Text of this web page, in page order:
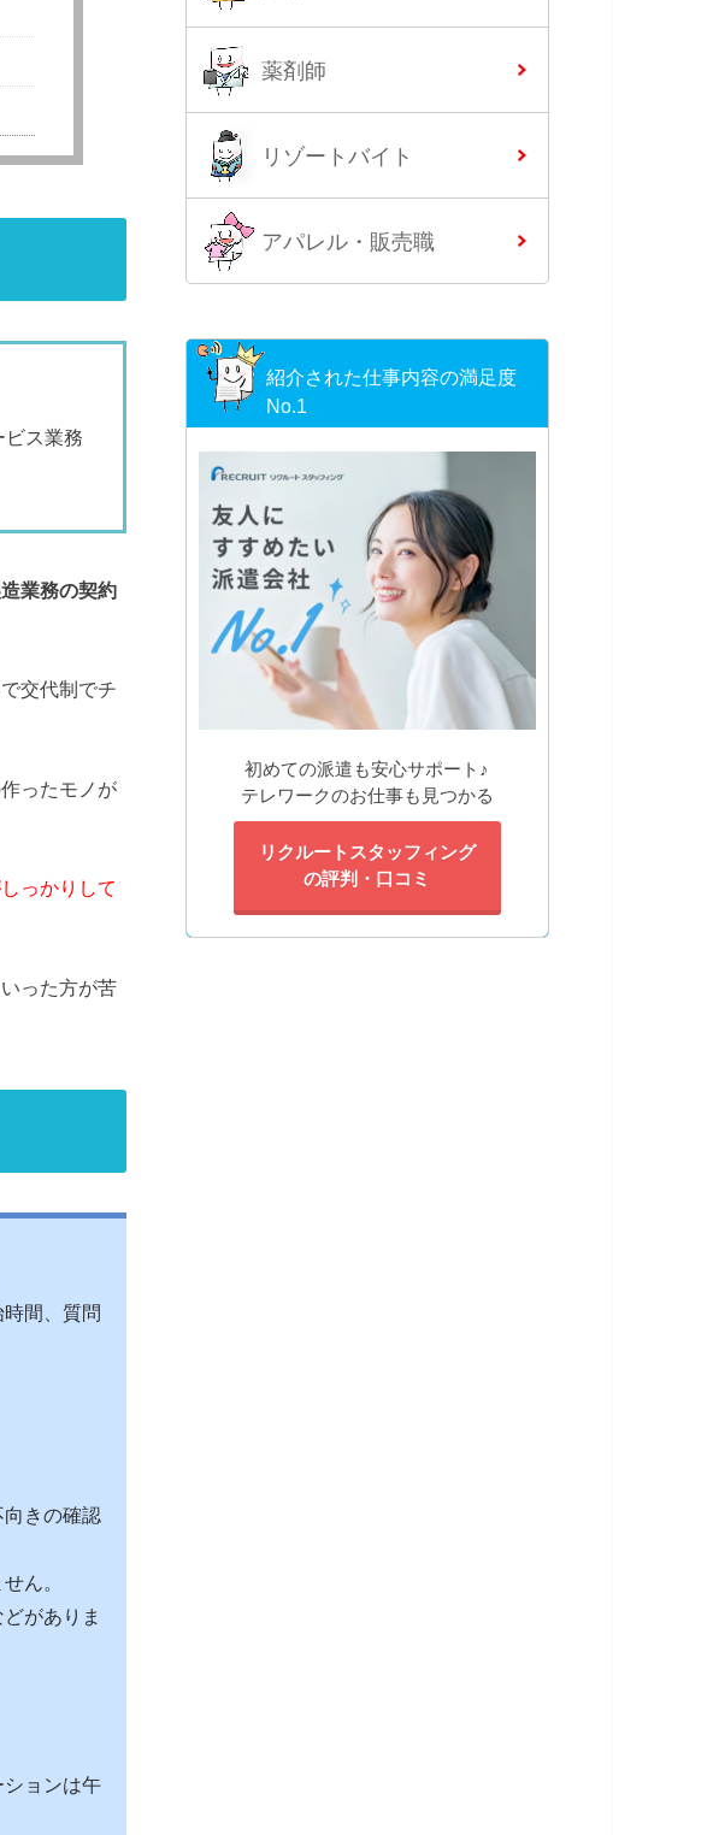
ビス業務
業務の契約
交代制でチ
ったモノが
っかりして
った方が苦
間、質問
きの確認
ん。
がありま
ョンは午
薬剤師
リゾートバイト
アパレル・販売職
紹介された仕事内容の満足度
No.1
初めての派遣も安心サポート♪
テレワークのお仕事も見つかる
リクルートスタッフィング
の評判・口コミ